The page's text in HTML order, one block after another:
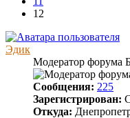
12
Эдик
Модератор форума
Сообщения: 225
Зарегистрирован:
Откуда: